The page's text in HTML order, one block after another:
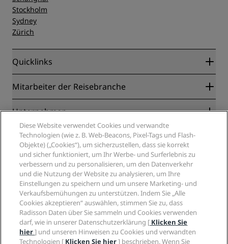
Stockholm
Sydney
Zürich
Quicklinks
Radisson Rewards
Blog
Neue und aufstrebende Hotels
Radisson Hotels APP
„Sports Approved“-Hotels
Familienfreundliche Hotels
Gesundheit & Sicherheit
Mitarbeiter der Reisebranche
Partner
Reisebüros
Unternehmen
Radisson Hotel Group
Medien
Karriere RHG
Karriere PPHE
Karrieren EHL
The Club by RHG
Entwicklungsmöglichkeiten
Responsible Business – Unser Engagement
Einkauf
Rechtliches
Privacy Centre
Rechtliche Hinweise
Radisson Rewards Geschäftsbedingungen
Website-Nutzungsvereinbarung
Digitale Barrierefreiheit
Moderne Sklaverei – Erklärung
Hilfe
Verbrauchermeldungen
Kontakt
FAQ
Inhaltsübersicht
Soziale Medien
Marken von Radisson Hotels
Diese Website verwendet Cookies und verwandte
Technologien (wie z. B. Web-Beacons, Pixel-Tags und Flash-
Objekte) („Cookies“), um sicherzustellen, dass sie korrekt
und sicher funktioniert, um Ihr Werbe- und Surferlebnis zu
verbessern und zu personalisieren, um den Datenverkehr
und die Nutzung der Website zu analysieren, um Ihre
Einstellungen zu speichern und um unsere Marketing- und
Verkaufsbemühungen zu unterstützen. Indem Sie „Alle
Cookies akzeptieren“ auswählen, stimmen Sie zu, dass
Radisson Daten über Sie sammeln und Cookies verwenden
darf, wie in unserer Datenschutzerklärung [ Klicken Sie
hier] und unseren Hinweisen zu Cookies und verwandten
Technologien [ Klicken Sie hier] beschrieben. Wenn Sie